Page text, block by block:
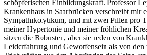
schöpferischen Einbildungskraft. Professor
Krankenhaus in Saarbrücken verschreibt mir
Sympathikolytikum, und mit zwei Pillen pro
meiner Hypertonie und meiner fröhlichen
sitzen die Robusten, aber sie reden von
Leiderfahrung und Geworfensein als von den